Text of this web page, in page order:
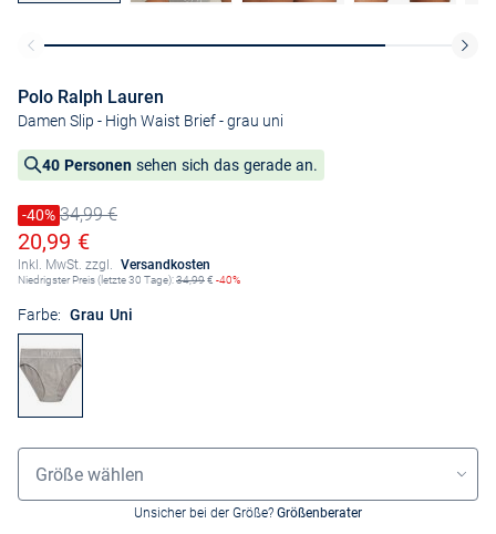
Polo Ralph Lauren
Damen Slip - High Waist Brief- grau uni
40 Personen sehen sich das gerade an.
Preis reduziert um
-40%
Alter Preis34,99 €
Ermäßigter Preis
20,99 €
Inkl. MwSt. zzgl. Versandkosten
Niedrigster Preis (letzte 30 Tage):34,99€ -40%
Farbe: Grau Uni
Größenauswahl
Größe wählen
Unsicher bei der Größe? Größenberater